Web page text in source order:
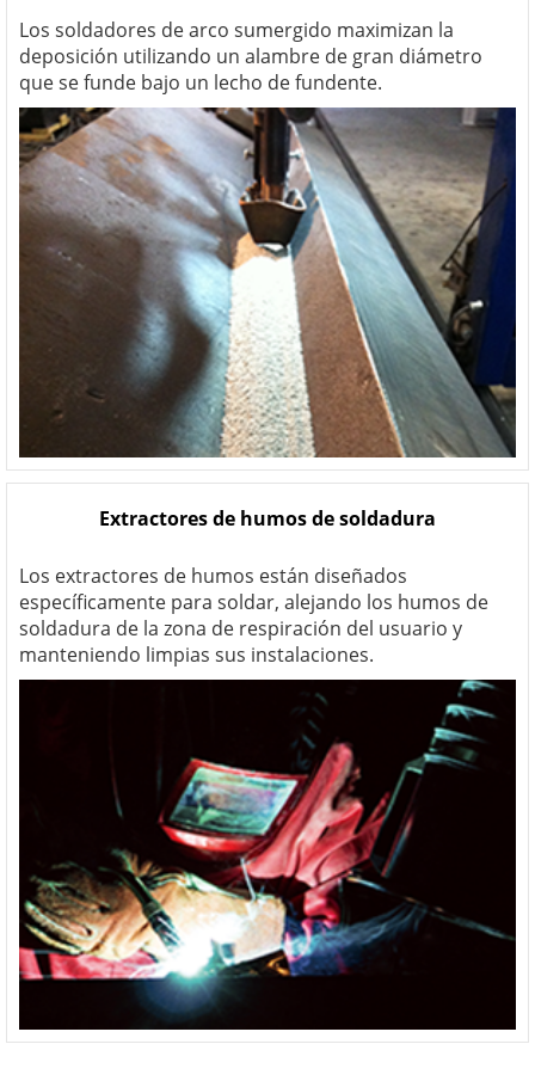
Los soldadores de arco sumergido maximizan la
deposición utilizando un alambre de gran diámetro
que se funde bajo un lecho de fundente.
Extractores de humos de soldadura
Los extractores de humos están diseñados
específicamente para soldar, alejando los humos de
soldadura de la zona de respiración del usuario y
manteniendo limpias sus instalaciones.